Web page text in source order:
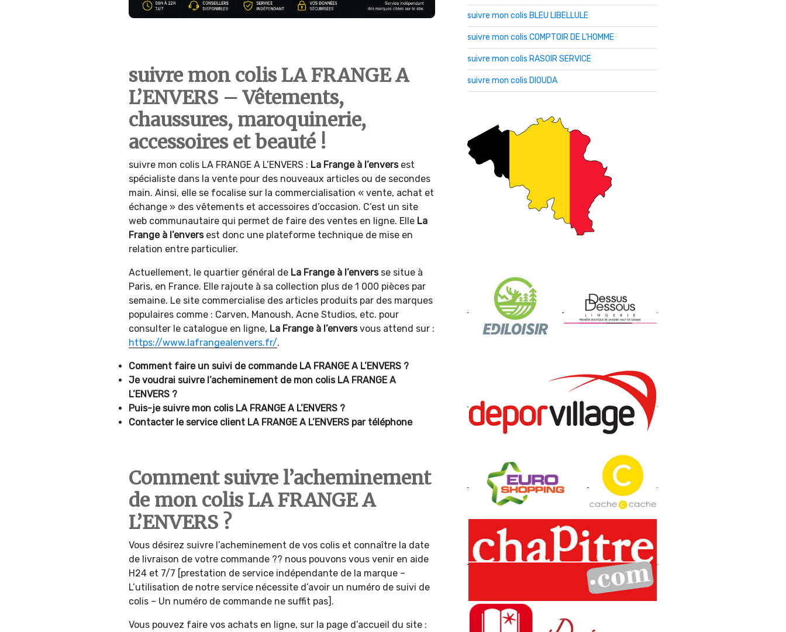
suivre mon colis LA FRANGE A
L’ENVERS – Vêtements,
chaussures, maroquinerie,
accessoires et beauté !
suivre mon colis LA FRANGE A L’ENVERS : La Frange à l’envers est
spécialiste dans la vente pour des nouveaux articles ou de secondes
main. Ainsi, elle se focalise sur la commercialisation « vente, achat et
échange » des vêtements et accessoires d’occasion. C’est un site
web communautaire qui permet de faire des ventes en ligne. Elle La
Frange à l’envers est donc une plateforme technique de mise en
relation entre particulier.
Actuellement, le quartier général de La Frange à l’envers se situe à
Paris, en France. Elle rajoute à sa collection plus de 1 000 pièces par
semaine. Le site commercialise des articles produits par des marques
populaires comme : Carven, Manoush, Acne Studios, etc. pour
consulter le catalogue en ligne, La Frange à l’enversvous attend sur :
https://www.lafrangealenvers.fr/.
Comment faire un suivi de commande LA FRANGE A L’ENVERS ?
Je voudrai suivre l’acheminement de mon colis LA FRANGE A
L’ENVERS ?
Puis-je suivre mon colis LA FRANGE A L’ENVERS ?
Contacter le service client LA FRANGE A L’ENVERS par téléphone
Comment suivre l’acheminement
de mon colis LA FRANGE A
L’ENVERS ?
Vous désirez suivre l’acheminement de vos colis et connaître la date
de livraison de votre commande ?? nous pouvons vous venir en aide
H24 et 7/7 [prestation de service indépendante de la marque –
L’utilisation de notre service nécessite d’avoir un numéro de suivi de
colis – Un numéro de commande ne suffit pas].
Vous pouvez faire vos achats en ligne, sur la page d’accueil du site :
suivre mon colis BLEU LIBELLULE
suivre mon colis COMPTOIR DE L’HOMME
suivre mon colis RASOIR SERVICE
suivre mon colis DIOUDA